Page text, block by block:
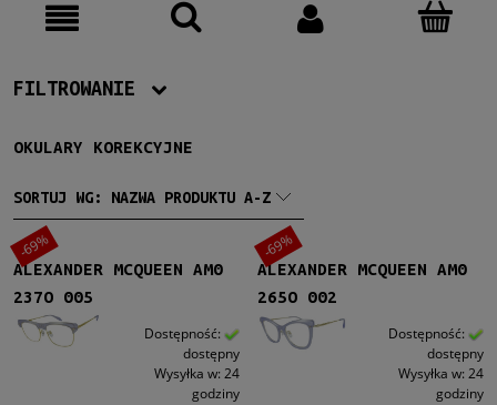
FILTROWANIE
Producent
Chloe(29)
Dolce & Gabbana(65)
Jimmy Choo
Ray-Ban (61)
Victoria Beckham
więcej
OKULARY KOREKCYJNE
SORTUJ WG: NAZWA PRODUKTU A-Z
ALEXANDER MCQUEEN AM0
237O 005
Dostępność:
dostępny
Wysyłka w: 24
godziny
-69%
ALEXANDER MCQUEEN AM0
265O 002
Dostępność:
dostępny
Wysyłka w: 24
godziny
-69%